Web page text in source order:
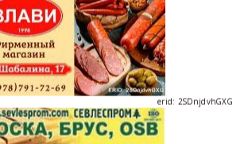
erid: 2SDnjdvhGXG